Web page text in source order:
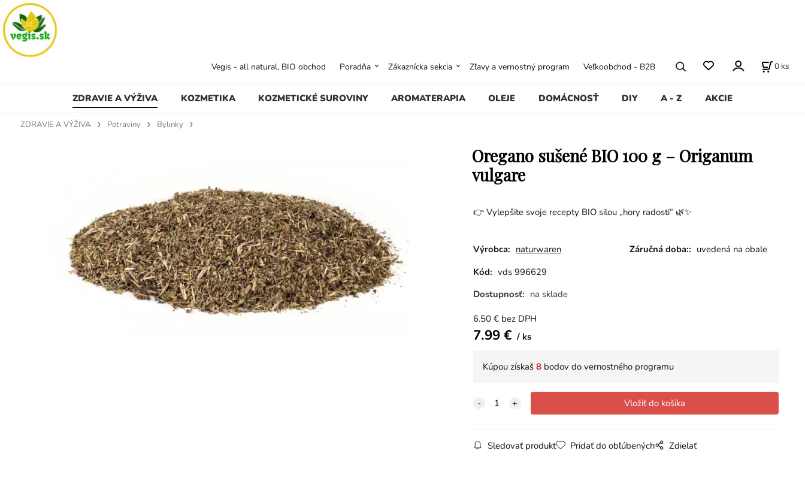
ZDRAVIE A VÝŽIVA KOZMETIKA KOZMETICKÉ SUROVINY AROMATERAPIA OLEJE DOMÁCNOSŤ DIY A - Z AKCIE
Vegis - all natural, BIO obchod Poradňa Zákaznícka sekcia Zľavy a vernostný program Veľkoobchod - B2B 0 ks
ZDRAVIE A VÝŽIVA Potraviny Bylinky
Oregano sušené BIO 100 g – Origanum
vulgare
👉 Vylepšite svoje recepty BIO silou „hory radosti“ 🌿✨
Výrobca: naturwaren Záručná doba:: uvedená na obale
Kód: vds 996629
Dostupnosť: na sklade
6.50€ bez DPH
7.99€ ks
Kúpou získaš 8bodov do vernostného programu
Sledovať produkt Pridať do obľúbených Zdielať